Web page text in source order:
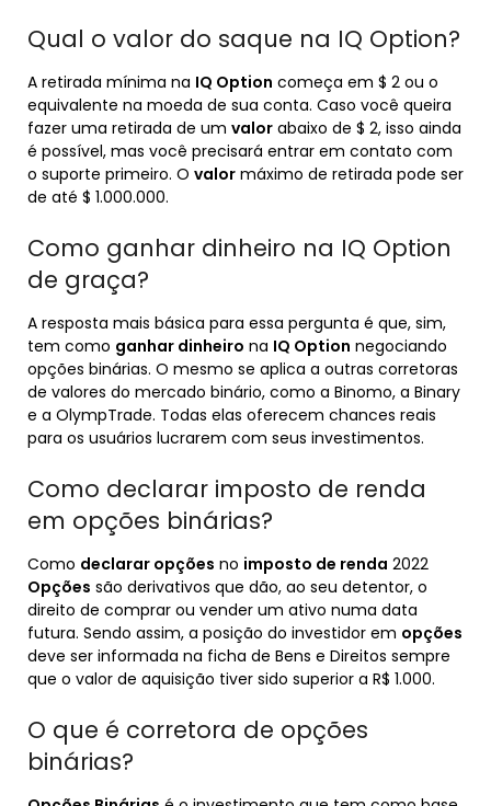
Qual o valor do saque na IQ Option?
A retirada mínima na IQ Option começa em $ 2 ou o
equivalente na moeda de sua conta. Caso você queira
fazer uma retirada de um valor abaixo de $ 2, isso ainda
é possível, mas você precisará entrar em contato com
o suporte primeiro. O valor máximo de retirada pode ser
de até $ 1.000.000.
Como ganhar dinheiro na IQ Option
de graça?
A resposta mais básica para essa pergunta é que, sim,
tem como ganhar dinheiro na IQ Option negociando
opções binárias. O mesmo se aplica a outras corretoras
de valores do mercado binário, como a Binomo, a Binary
e a OlympTrade. Todas elas oferecem chances reais
para os usuários lucrarem com seus investimentos.
Como declarar imposto de renda
em opções binárias?
Como declarar opções no imposto de renda 2022
Opções são derivativos que dão, ao seu detentor, o
direito de comprar ou vender um ativo numa data
futura. Sendo assim, a posição do investidor em opções
deve ser informada na ficha de Bens e Direitos sempre
que o valor de aquisição tiver sido superior a R$ 1.000.
O que é corretora de opções
binárias?